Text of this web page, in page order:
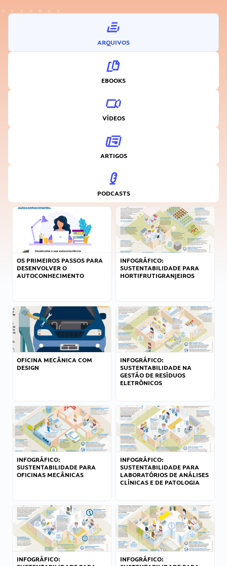
ARQUIVOS
EBOOKS
VÍDEOS
ARTIGOS
PODCASTS
OS PRIMEIROS PASSOS PARA
DESENVOLVER O
AUTOCONHECIMENTO
INFOGRÁFICO:
SUSTENTABILIDADE PARA
HORTIFRUTIGRANJEIROS
OFICINA MECÂNICA COM
DESIGN
INFOGRÁFICO:
SUSTENTABILIDADE NA
GESTÃO DE RESÍDUOS
ELETRÔNICOS
INFOGRÁFICO:
SUSTENTABILIDADE PARA
OFICINAS MECÂNICAS
INFOGRÁFICO:
SUSTENTABILIDADE PARA
LABORATÓRIOS DE ANÁLISES
CLÍNICAS E DE PATOLOGIA
INFOGRÁFICO:
INFOGRÁFICO: